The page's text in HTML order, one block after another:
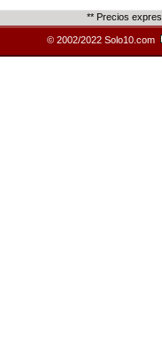
** Precios
© 2002/2022 Solo10.com